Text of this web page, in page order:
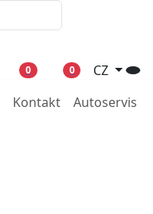
0 0
CZ
Kontakt Autoservis